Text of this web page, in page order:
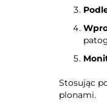
Stosując
plonami.